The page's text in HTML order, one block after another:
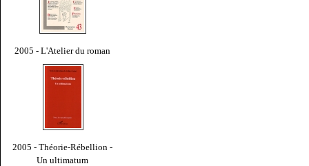
2005 - L'Atelier du roman
2005 - Théorie-Rébellion -
Un ultimatum